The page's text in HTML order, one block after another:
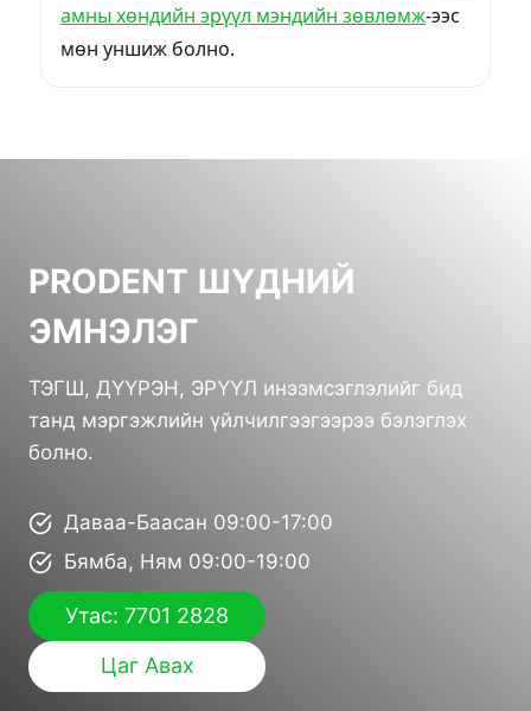
амны хөндийн эрүүл мэндийн зөвлөмж-ээс
мөн уншиж болно.
PRODENT ШҮДНИЙ
ЭМНЭЛЭГ
ТЭГШ, ДҮҮРЭН, ЭРҮҮЛ инээмсэглэлийг бид
танд мэргэжлийн үйлчилгээгээрээ бэлэглэх
болно.
Даваа-Баасан 09:00-17:00
Бямба, Ням 09:00-19:00
Утас: 7701 2828
Цаг Авах